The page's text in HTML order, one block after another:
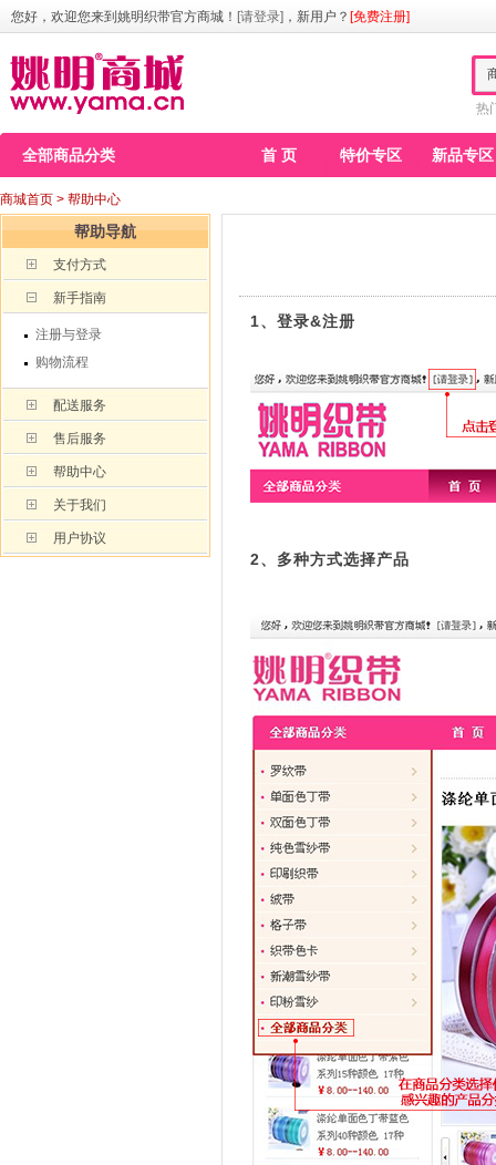
您好，欢迎您来到姚明织带官方商城！ [请登录] ，新用户？ [免费注册]
热
全部商品分类 首 页 特价专区 新品专区
商城首页 > 帮助中心
帮助导航
支付方式
新手指南
注册与登录
购物流程
配送服务
售后服务
帮助中心
关于我们
用户协议
1、登录&注册
2、多种方式选择产品